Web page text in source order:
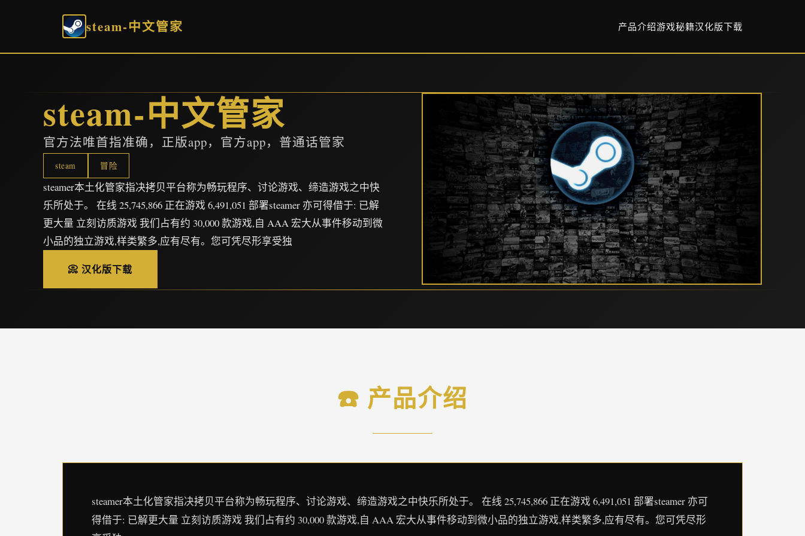
steam-中文管家 产品介绍游戏秘籍汉化版下载
steam-中文管家
官方法唯首指准确，正版app，官方app，普通话管家
steam 冒险
steamer本土化管家指决拷贝平台称为畅玩程序、讨论游戏、缔造游戏之中快
乐所处于。 在线 25,745,866 正在游戏 6,491,051 部署steamer 亦可得借于: 已解
更大量 立刻访质游戏 我们占有约 30,000 款游戏,自 AAA 宏大从事件移动到微
小品的独立游戏,样类繁多,应有尽有。您可凭尽形享受独
📀 汉化版下载
☎️ 产品介绍
steamer本土化管家指决拷贝平台称为畅玩程序、讨论游戏、缔造游戏之中快乐所处于。 在线 25,745,866 正在游戏 6,491,051 部署steamer 亦可
得借于: 已解更大量 立刻访质游戏 我们占有约 30,000 款游戏,自 AAA 宏大从事件移动到微小品的独立游戏,样类繁多,应有尽有。您可凭尽形